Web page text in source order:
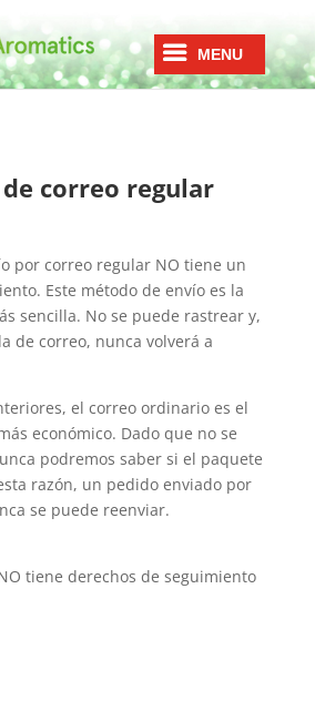
de correo regular
por correo regular NO tiene un
Este método de envío es la
sencilla. No se puede rastrear y,
de correo, nunca volverá a
el correo ordinario es el
económico. Dado que no se
podremos saber si el paquete
razón, un pedido enviado por
se puede reenviar.
tiene derechos de seguimiento